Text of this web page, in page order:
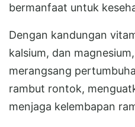
bermanfaat untuk
Dengan kandungan
kalsium, dan
merangsang
rambut rontok,
menjaga kelembapan